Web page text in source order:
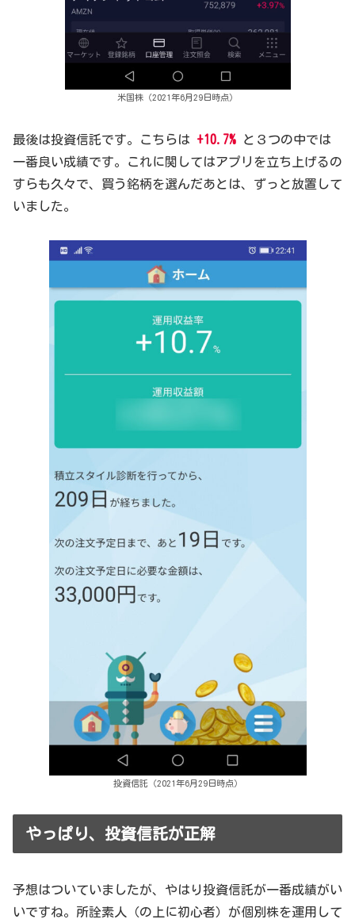
米国株（2021年6月29日時点）
最後は投資信託です。こちらは +10.7% と３つの中では
一番良い成績です。これに関してはアプリを立ち上げるの
すらも久々で、買う銘柄を選んだあとは、ずっと放置して
いました。
投資信託（2021年6月29日時点）
やっぱり、投資信託が正解
予想はついていましたが、やはり投資信託が一番成績がい
いですね。所詮素人（の上に初心者）が個別株を運用して